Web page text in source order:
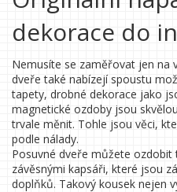
dekorace do
Nemusíte se zaměřovat jen na
dveře také nabízejí spoustu
tapety, drobné dekorace jako
magnetické ozdoby jsou
trvale měnit. Tohle jsou věci,
podle nálady.
Posuvné dveře můžete
závěsnými kapsáři, které jsou
doplňků. Takový kousek nejen